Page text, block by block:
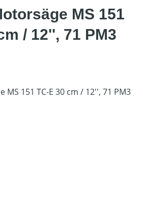
MS 151
/ 12'', 71 PM3